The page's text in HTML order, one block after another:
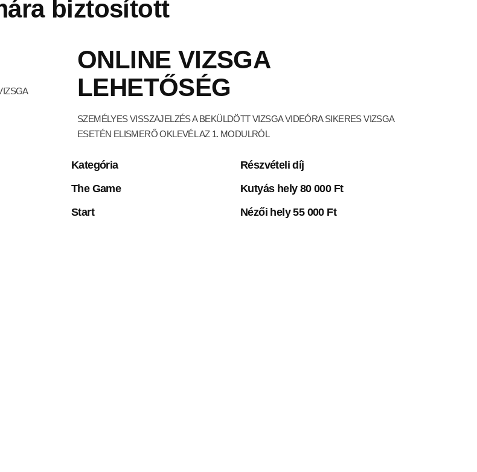
biztosított
ONLINE VIZSGA
LEHETŐSÉG
SZEMÉLYES VISSZAJELZÉS A BEKÜLDÖTT VIZSGA VIDEÓRA SIKERES VIZSGA
ESETÉN ELISMERŐ OKLEVÉL AZ 1. MODULRÓL
Kategória
The Game
Start
Részvételi díj
Kutyás hely 80 000 Ft
Nézői hely 55 000 Ft